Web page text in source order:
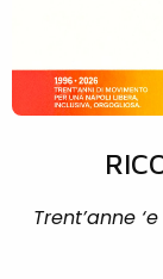
Trent’anne